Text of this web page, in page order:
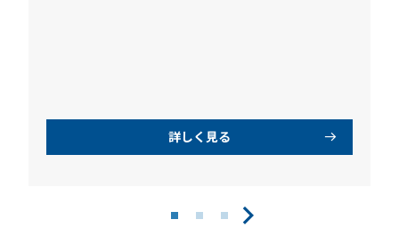
詳しく見る